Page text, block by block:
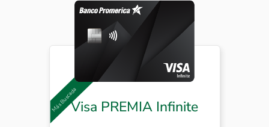
Visa PREMIA Infinite